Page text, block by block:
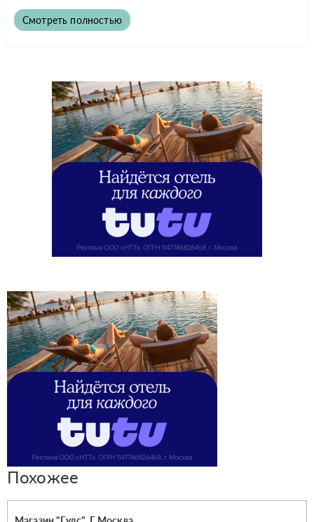
Смотреть полностью
Похожее